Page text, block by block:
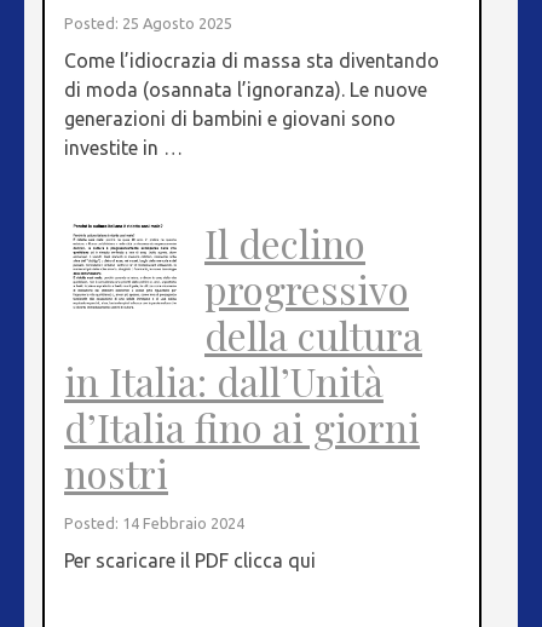
Posted: 25 Agosto 2025
Come l’idiocrazia di massa sta diventando
di moda (osannata l’ignoranza). Le nuove
generazioni di bambini e giovani sono
investite in …
Il declino
progressivo
della cultura
in Italia: dall’Unità
d’Italia fino ai giorni
nostri
Posted: 14 Febbraio 2024
Per scaricare il PDF clicca qui